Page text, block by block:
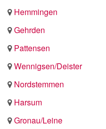
Hemmingen
Gehrden
Pattensen
Wennigsen/Deister
Nordstemmen
Harsum
Gronau/Leine